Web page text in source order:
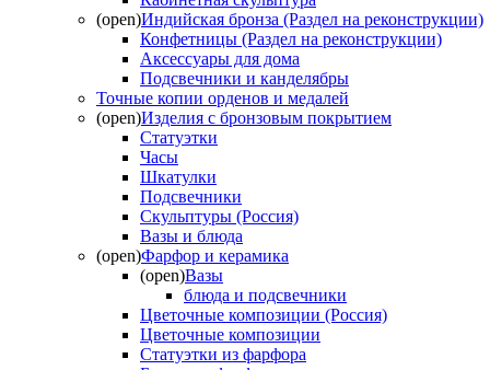
(open)Индийская бронза (Раздел на реконструкции)
Конфетницы (Раздел на реконструкции)
Аксессуары для дома
Подсвечники и канделябры
Точные копии орденов и медалей
(open)Изделия с бронзовым покрытием
Статуэтки
Часы
Шкатулки
Подсвечники
Скульптуры (Россия)
Вазы и блюда
(open)Фарфор и керамика
(open)Вазы
блюда и подсвечники
Цветочные композиции (Россия)
Цветочные композиции
Статуэтки из фарфора